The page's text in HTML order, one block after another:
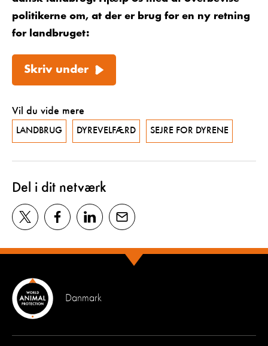
politikerne om, at der er brug for en ny retning
for landbruget:
Skriv under
Vil du vide mere
LANDBRUG DYREVELFÆRD SEJRE FOR DYRENE
Del i dit netværk
Danmark